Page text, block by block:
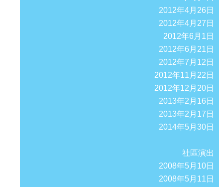
2012年4月26日
2012年4月27日
2012年6月1日
2012年6月21日
2012年7月12日
2012年11月22日
2012年12月20日
2013年2月16日
2013年2月17日
2014年5月30日
社區演出
2008年5月10日
2008年5月11日